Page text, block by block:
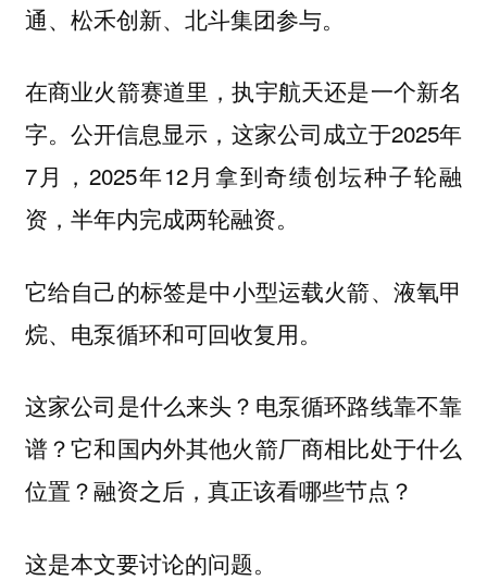
通、松禾创新、北斗集团参与。
在商业火箭赛道里，执宇航天还是一个新名
字。公开信息显示，这家公司成立于2025年
7月，2025年12月拿到奇绩创坛种子轮融
资，半年内完成两轮融资。
它给自己的标签是中小型运载火箭、液氧甲
烷、电泵循环和可回收复用。
这家公司是什么来头？电泵循环路线靠不靠
谱？它和国内外其他火箭厂商相比处于什么
位置？融资之后，真正该看哪些节点？
这是本文要讨论的问题。